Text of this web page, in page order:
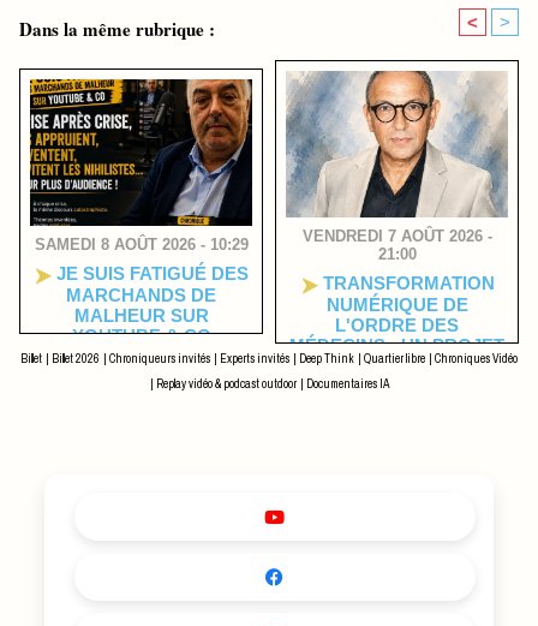
Dans la même rubrique : < >
SAMEDI 8 AOÛT 2026 - 10:29
JE SUIS FATIGUÉ DES
MARCHANDS DE
MALHEUR SUR
YOUTUBE & CO
VENDREDI 7 AOÛT 2026 -
21:00
TRANSFORMATION
NUMÉRIQUE DE
L'ORDRE DES
MÉDECINS : UN PROJET
DE LOI SOUS LA MENCE
DES AMENDES ET DE LA
Billet | Billet 2026 | Chroniqueurs invités | Experts invités | Deep Think | Quartier libre | Chroniques Vidéo
| Replay vidéo & podcast outdoor | Documentaires IA